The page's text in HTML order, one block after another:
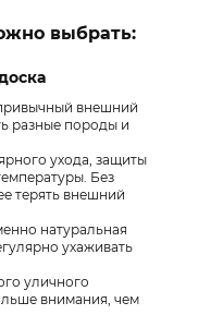
выбрать:
внешний
разные породы и
ухода, защиты
Без
терять внешний
натуральная
ухаживать
уличного
внимания, чем